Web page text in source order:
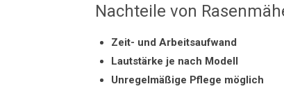
Nachteile von
Zeit- und Arbeitsaufwand
Lautstärke je nach Modell
Unregelmäßige Pflege möglich